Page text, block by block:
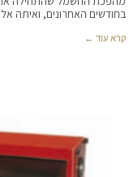
בחודשים האחרונים, ואיתה
קרא עוד ←